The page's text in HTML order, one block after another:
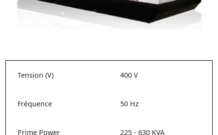
Tension (V) 400 V
Fréquence 50 Hz
Prime Power 225 - 630 KVA